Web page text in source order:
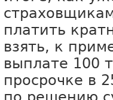
платить
взять, к
выплате 100
просрочке в